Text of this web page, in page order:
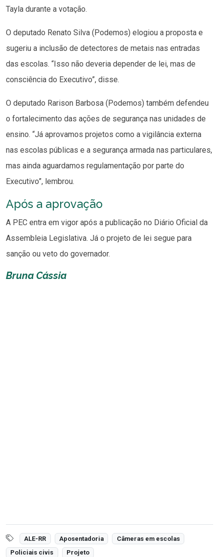
Tayla durante a votação.
O deputado Renato Silva (Podemos) elogiou a proposta e
sugeriu a inclusão de detectores de metais nas entradas
das escolas. “Isso não deveria depender de lei, mas de
consciência do Executivo”, disse.
O deputado Rarison Barbosa (Podemos) também defendeu
o fortalecimento das ações de segurança nas unidades de
ensino. “Já aprovamos projetos como a vigilância externa
nas escolas públicas e a segurança armada nas particulares,
mas ainda aguardamos regulamentação por parte do
Executivo”, lembrou.
Após a aprovação
A PEC entra em vigor após a publicação no Diário Oficial da
Assembleia Legislativa. Já o projeto de lei segue para
sanção ou veto do governador.
Bruna Cássia
ALE-RR Aposentadoria
Câmeras em escolas
Policiais civis
Projeto